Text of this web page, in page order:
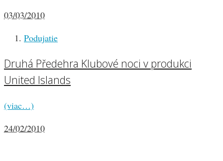
03/03/2010
Podujatie
Druhá Předehra Klubové noci v produkci
United Islands
(viac…)
24/02/2010